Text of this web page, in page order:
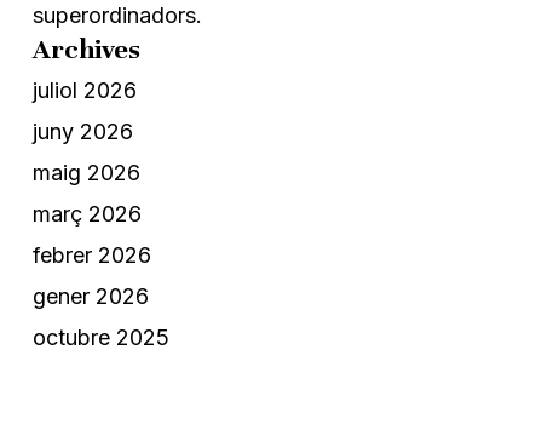
superordinadors.
Archives
juliol 2026
juny 2026
maig 2026
març 2026
febrer 2026
gener 2026
octubre 2025